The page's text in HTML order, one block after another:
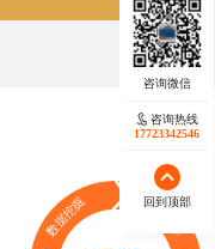
数据挖掘 行为追踪
咨询热线
17723342546
回到顶部